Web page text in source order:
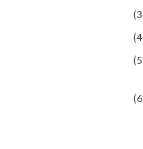
(3
(4
(5
(6